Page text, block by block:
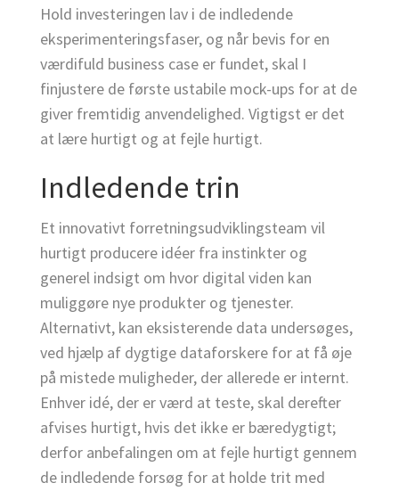
Hold investeringen lav i de indledende
eksperimenteringsfaser, og når bevis for en
værdifuld business case er fundet, skal I
finjustere de første ustabile mock-ups for at de
giver fremtidig anvendelighed. Vigtigst er det
at lære hurtigt og at fejle hurtigt.
Indledende trin
Et innovativt forretningsudviklingsteam vil
hurtigt producere idéer fra instinkter og
generel indsigt om hvor digital viden kan
muliggøre nye produkter og tjenester.
Alternativt, kan eksisterende data undersøges,
ved hjælp af dygtige dataforskere for at få øje
på mistede muligheder, der allerede er internt.
Enhver idé, der er værd at teste, skal derefter
afvises hurtigt, hvis det ikke er bæredygtigt;
derfor anbefalingen om at fejle hurtigt gennem
de indledende forsøg for at holde trit med